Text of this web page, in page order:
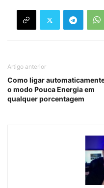
Artigo anterior
Como ligar
o modo Pouca Energia em
qualquer porcentagem